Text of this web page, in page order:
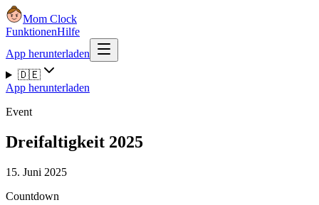
Mom Clock
FunktionenHilfe
App herunterladen
🇩🇪
App herunterladen
Event
Dreifaltigkeit 2025
15. Juni 2025
Countdown